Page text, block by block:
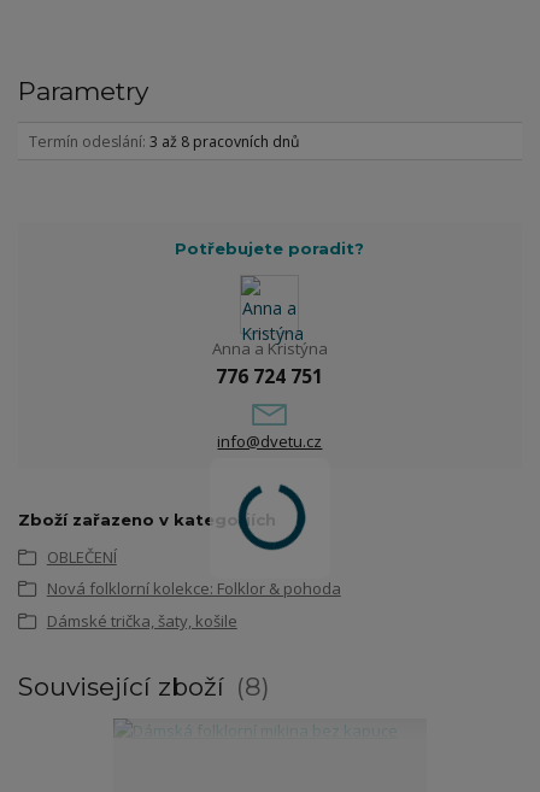
Parametry
Termín odeslání 3 až 8 pracovních dnů
Potřebujete poradit?
Anna a Kristýna
776 724 751
info@dvetu.cz
Zboží zařazeno v kategoriích
OBLEČENÍ
Nová folklorní kolekce: Folklor & pohoda
Dámské trička, šaty, košile
Související zboží 8